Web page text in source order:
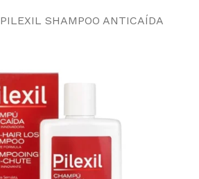
PILEXIL SHAMPOO ANTICAÍDA